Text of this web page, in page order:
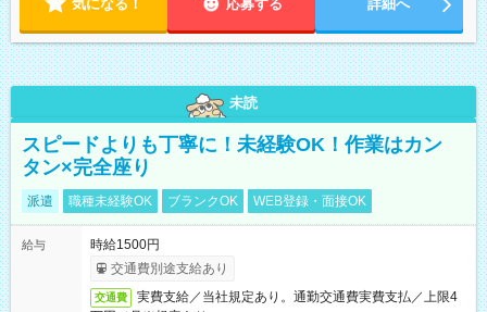
気になる！ 応募する 詳細へ
未読
スピードよりも丁寧に！未経験OK！作業はカン
タン×完全座り
派遣 職種未経験OK ブランクOK WEB登録・面接OK
給与
時給1500円
交通費別途支給あり
交通費
実費支給／当社規定あり。通勤交通費実費支払／上限4